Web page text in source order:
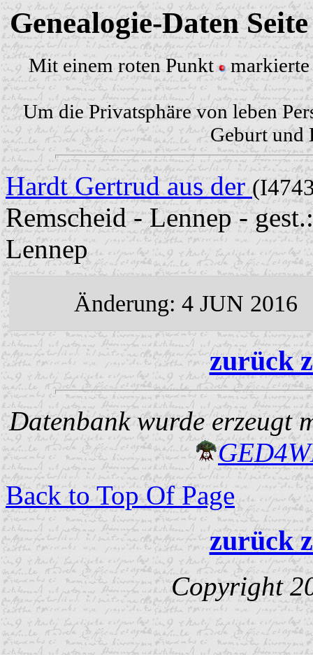
Genealogie-Daten
Mit einem roten Punkt markierte
Um die Privatsphäre von leben
Geburt und
Hardt Gertrud aus der
Remscheid - Lennep -
Lennep
Änderung: 4 JUN 2016
zurück
Datenbank wurde erzeugt
Back to Top Of Page
zurück
Copyright